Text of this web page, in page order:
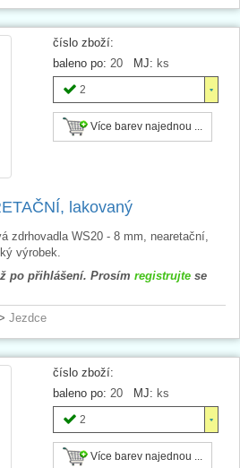
číslo zboží:
baleno po: 20 MJ: ks
2
Více barev najednou ...
lakovaný
zdrhovadla WS20 - 8 mm, nearetační,
výrobek.
po přihlášení. Prosím registrujte se
Jezdce
číslo zboží:
baleno po: 20 MJ: ks
2
Více barev najednou ...